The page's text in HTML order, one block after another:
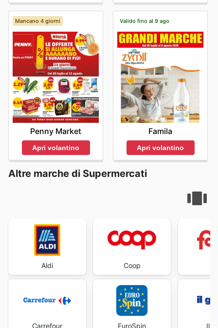
day.
Mancano 4 giorni
Penny Market
Apri volantino
Valido fino al 9 ago
Famila
Apri volantino
Altre marche di Supermercati
Aldi
Carrefour
Coop
EuroSpin Il